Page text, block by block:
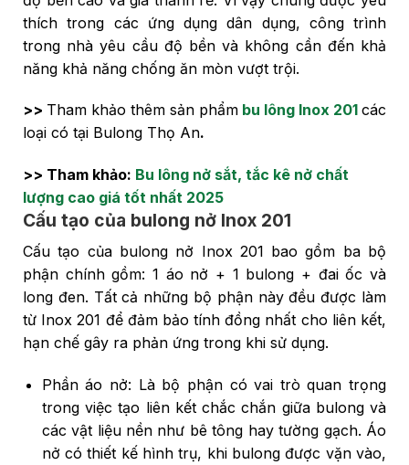
thích trong các ứng dụng dân dụng, công trình
trong nhà yêu cầu độ bền và không cần đến khả
năng khả năng chống ăn mòn vượt trội.
>> Tham khảo thêm sản phẩm bu lông Inox 201 các
loại có tại Bulong Thọ An.
>> Tham khảo: Bu lông nở sắt, tắc kê nở chất
lượng cao giá tốt nhất 2025
Cấu tạo của bulong nở Inox 201
Cấu tạo của bulong nở Inox 201 bao gồm ba bộ
phận chính gồm: 1 áo nở + 1 bulong + đai ốc và
long đen. Tất cả những bộ phận này đều được làm
từ Inox 201 để đảm bảo tính đồng nhất cho liên kết,
hạn chế gây ra phản ứng trong khi sử dụng.
Phần áo nở: Là bộ phận có vai trò quan trọng
trong việc tạo liên kết chắc chắn giữa bulong và
các vật liệu nền như bê tông hay tường gạch. Áo
nở có thiết kế hình trụ, khi bulong được vặn vào,